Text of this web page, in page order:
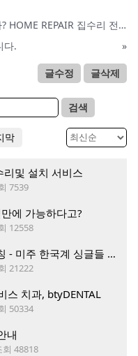
크고작은 집수리 여전히 문제입니까? HOME REPAIR 집수리 전문
다.
»
글수정 글삭제
검색
막
및 설치 서비스
7539
에 가능하다고?
12558
Couple.net 1:1 50만쌍 글로벌 매칭 - 미주 한국계 싱글들 모이세요
21222
스 치과, btyDENTAL
50334
내
회 48818